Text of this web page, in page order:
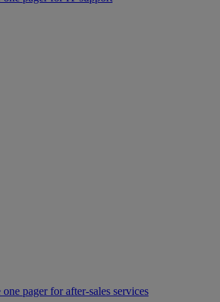
pager for after-sales services